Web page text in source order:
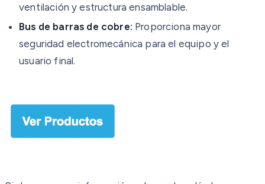
ventilación y estructura ensamblable.
Bus de barras de cobre: Proporciona mayor
seguridad electromecánica para el equipo y el
usuario final.